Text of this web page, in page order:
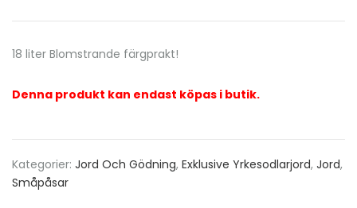
18 liter Blomstrande färgprakt!
Denna produkt kan endast köpas i butik.
Kategorier: Jord Och Gödning, Exklusive Yrkesodlarjord, Jord,
Småpåsar